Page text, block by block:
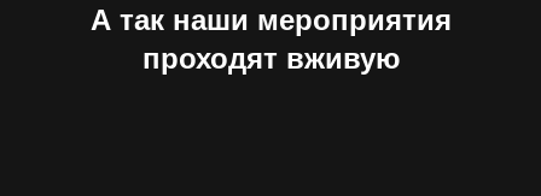
А так наши мероприятия
проходят вживую